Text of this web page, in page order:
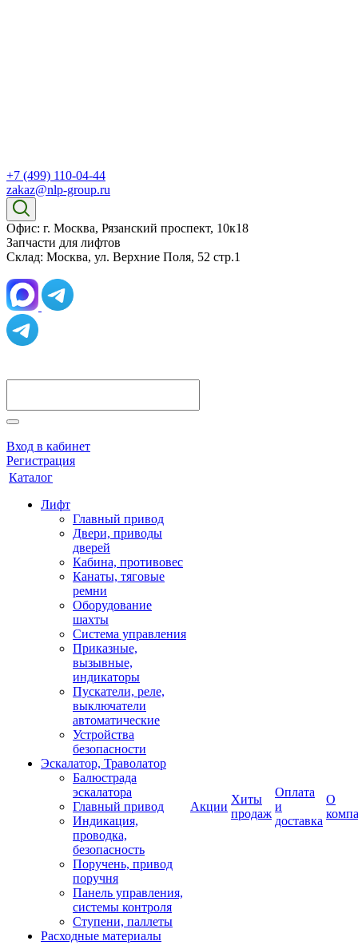
+7 (499) 110-04-44
zakaz@nlp-group.ru
Офис: г. Москва, Рязанский проспект, 10к18
Запчасти для лифтов
Склад: Москва, ул. Верхние Поля, 52 стр.1
Вход в кабинет
Регистрация
Каталог
Лифт
Главный привод
Двери, приводы
дверей
Кабина, противовес
Канаты, тяговые
ремни
Оборудование
шахты
Система управления
Приказные,
вызывные,
индикаторы
Пускатели, реле,
выключатели
автоматические
Устройства
безопасности
Эскалатор, Траволатор
Балюстрада
эскалатора
Главный привод
Индикация,
проводка,
безопасность
Поручень, привод
поручня
Панель управления,
системы контроля
Ступени, паллеты
Расходные материалы
Акции
Хиты
продаж
Оплата
и
доставка
О